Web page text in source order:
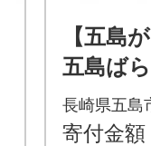
【五島
五島ば
め合わせ
長崎県五島
寄付金額